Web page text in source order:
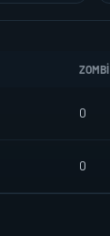
ZOMBI
0
0